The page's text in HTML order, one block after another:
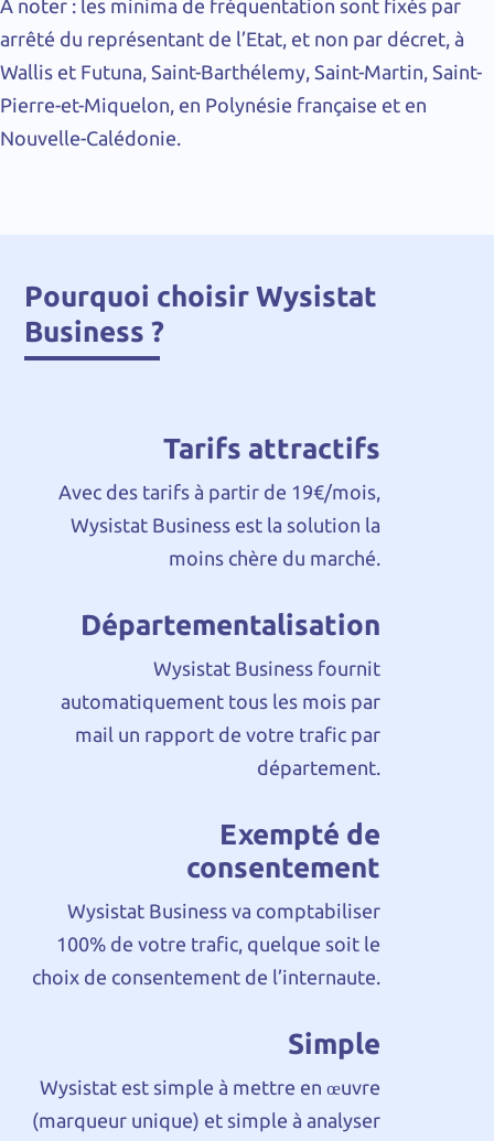
A noter : les minima de fréquentation sont fixés par
arrêté du représentant de l’Etat, et non par décret, à
Wallis et Futuna, Saint-Barthélemy, Saint-Martin, Saint-
Pierre-et-Miquelon, en Polynésie française et en
Nouvelle-Calédonie.
Pourquoi choisir Wysistat
Business ?
Tarifs attractifs
Avec des tarifs à partir de 19€/mois,
Wysistat Business est la solution la
moins chère du marché.
Départementalisation
Wysistat Business fournit
automatiquement tous les mois par
mail un rapport de votre trafic par
département.
Exempté de
consentement
Wysistat Business va comptabiliser
100% de votre trafic, quelque soit le
choix de consentement de l’internaute.
Simple
Wysistat est simple à mettre en œuvre
(marqueur unique) et simple à analyser